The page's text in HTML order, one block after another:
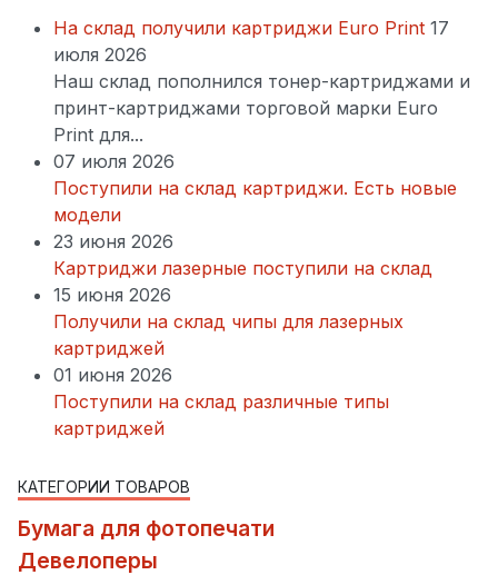
На склад получили картриджи Euro Print 17
июля 2026
Наш склад пополнился тонер-картриджами и
принт-картриджами торговой марки Euro
Print для...
07 июля 2026
Поступили на склад картриджи. Есть новые
модели
23 июня 2026
Картриджи лазерные поступили на склад
15 июня 2026
Получили на склад чипы для лазерных
картриджей
01 июня 2026
Поступили на склад различные типы
картриджей
КАТЕГОРИИ ТОВАРОВ
Бумага для фотопечати
Девелоперы